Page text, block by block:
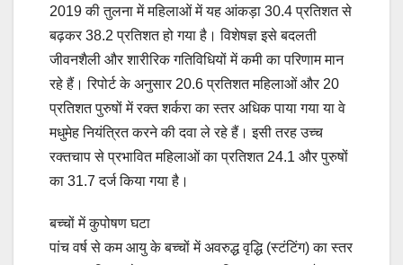
2019 की तुलना में महिलाओं में यह आंकड़ा 30.4 प्रतिशत से
बढ़कर 38.2 प्रतिशत हो गया है। विशेषज्ञ इसे बदलती
जीवनशैली और शारीरिक गतिविधियों में कमी का परिणाम मान
रहे हैं। रिपोर्ट के अनुसार 20.6 प्रतिशत महिलाओं और 20
प्रतिशत पुरुषों में रक्त शर्करा का स्तर अधिक पाया गया या वे
मधुमेह नियंत्रित करने की दवा ले रहे हैं। इसी तरह उच्च
रक्तचाप से प्रभावित महिलाओं का प्रतिशत 24.1 और पुरुषों
का 31.7 दर्ज किया गया है।
बच्चों में कुपोषण घटा
पांच वर्ष से कम आयु के बच्चों में अवरुद्ध वृद्धि (स्टंटिंग) का स्तर